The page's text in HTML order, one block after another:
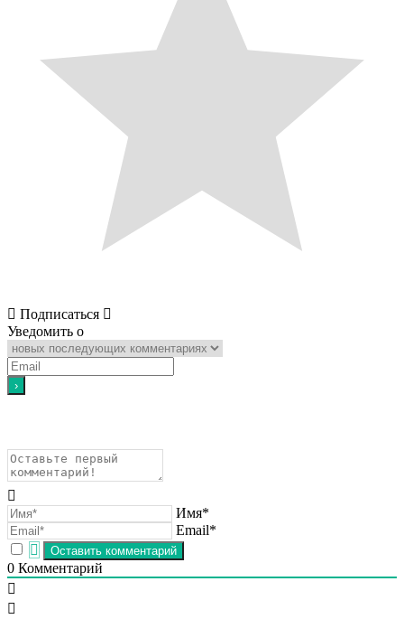
Подписаться
Уведомить о
Имя*
Email*
0 Комментарий